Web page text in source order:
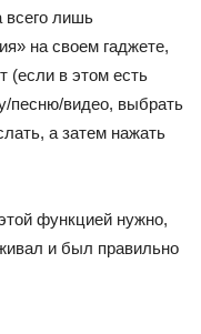
всего лишь
на своем гаджете,
(если в этом есть
песню/видео, выбрать
а затем нажать
функцией нужно,
и был правильно